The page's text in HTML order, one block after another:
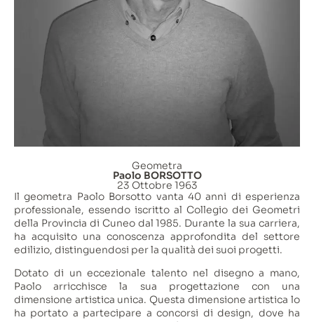
Geometra
Paolo BORSOTTO
23 Ottobre 1963
Il geometra Paolo Borsotto vanta 40 anni di esperienza
professionale, essendo iscritto al Collegio dei Geometri
della Provincia di Cuneo dal 1985. Durante la sua carriera,
ha acquisito una conoscenza approfondita del settore
edilizio, distinguendosi per la qualità dei suoi progetti.
Dotato di un eccezionale talento nel disegno a mano,
Paolo arricchisce la sua progettazione con una
dimensione artistica unica. Questa dimensione artistica lo
ha portato a partecipare a concorsi di design, dove ha